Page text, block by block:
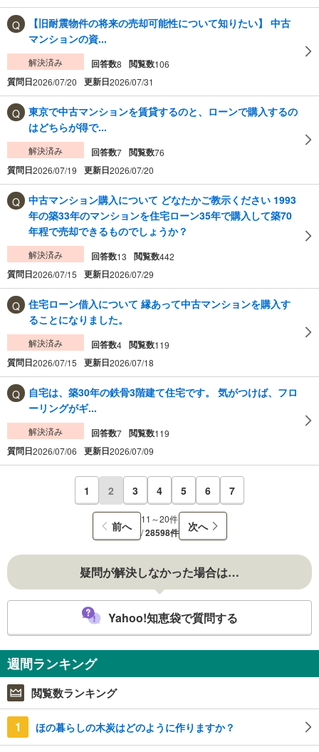
【旧耐震物件の将来の売却可能性について知りたい】 中古
マンションの資...
解決済み 回答数8 閲覧数106
質問日2026/07/20 更新日2026/07/31
東京で中古マンションを賃貸するのと、ローンで購入するの
はどちらが得で...
解決済み 回答数7 閲覧数76
質問日2026/07/19 更新日2026/07/20
中古マンション購入について どなたかご教示ください 1993
年の築33年のマンションを住宅ローン35年で購入して築70
年程で売却できるものでしょうか？
解決済み 回答数13 閲覧数442
質問日2026/07/15 更新日2026/07/29
住宅ローン借入について 縁あって中古マンションを購入す
ることになりました。
解決済み 回答数4 閲覧数119
質問日2026/07/15 更新日2026/07/18
自宅は、築30年の鉄骨3階建て住宅です。 気がつけば、フロ
ーリングがギ...
解決済み 回答数7 閲覧数119
質問日2026/07/06 更新日2026/07/09
1 2 3 4 5 6 7
前へ
11～20件
/28598件 次へ
疑問が解決しなかった場合は…
Yahoo!知恵袋で質問する
週間ランキング
閲覧数ランキング
1 ほの暮らしの木炭はどのように作りますか？